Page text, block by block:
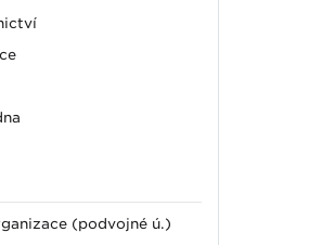
(podvojné ú.)